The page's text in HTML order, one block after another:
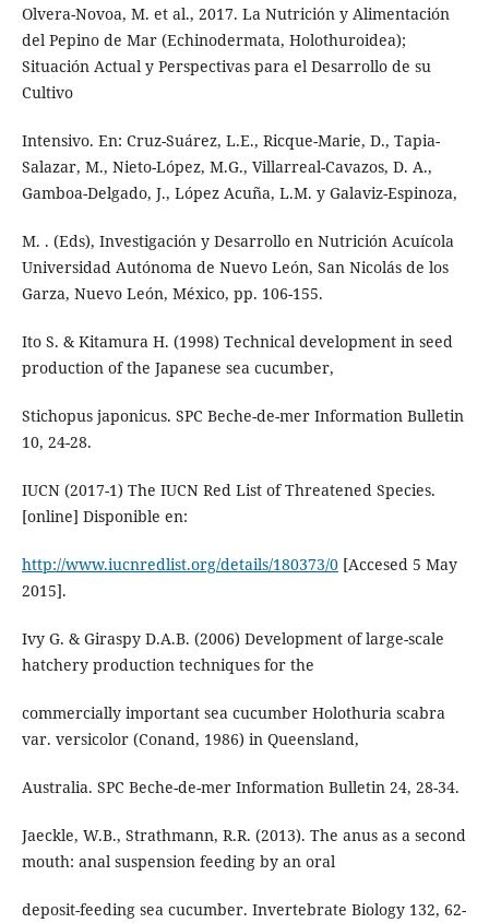
Olvera-Novoa, M. et al., 2017. La Nutrición y Alimentación
del Pepino de Mar (Echinodermata, Holothuroidea);
Situación Actual y Perspectivas para el Desarrollo de su
Cultivo
Intensivo. En: Cruz-Suárez, L.E., Ricque-Marie, D., Tapia-
Salazar, M., Nieto-López, M.G., Villarreal-Cavazos, D. A.,
Gamboa-Delgado, J., López Acuña, L.M. y Galaviz-Espinoza,
M. . (Eds), Investigación y Desarrollo en Nutrición Acuícola
Universidad Autónoma de Nuevo León, San Nicolás de los
Garza, Nuevo León, México, pp. 106-155.
Ito S. & Kitamura H. (1998) Technical development in seed
production of the Japanese sea cucumber,
Stichopus japonicus. SPC Beche-de-mer Information Bulletin
10, 24-28.
IUCN (2017-1) The IUCN Red List of Threatened Species.
[online] Disponible en:
http://www.iucnredlist.org/details/180373/0[Accesed 5 May
2015].
Ivy G. & Giraspy D.A.B. (2006) Development of large-scale
hatchery production techniques for the
commercially important sea cucumber Holothuria scabra
var. versicolor (Conand, 1986) in Queensland,
Australia. SPC Beche-de-mer Information Bulletin 24, 28-34.
Jaeckle, W.B., Strathmann, R.R. (2013). The anus as a second
mouth: anal suspension feeding by an oral
deposit-feeding sea cucumber. Invertebrate Biology 132, 62-